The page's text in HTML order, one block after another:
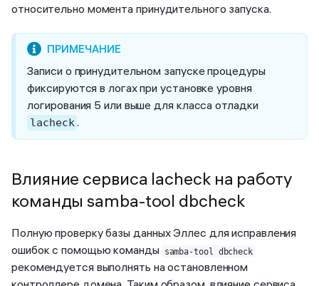
относительно момента принудительного запуска.
Записи о принудительном запуске процедуры
фиксируются в логах при установке уровня
логирования 5 или выше для класса отладки
lacheck .
Влияние сервиса lacheck на работу
команды samba-tool dbcheck
Полную проверку базы данных Эллес для исправления
ошибок с помощью команды samba-tool dbcheck
рекомендуется выполнять на остановленном